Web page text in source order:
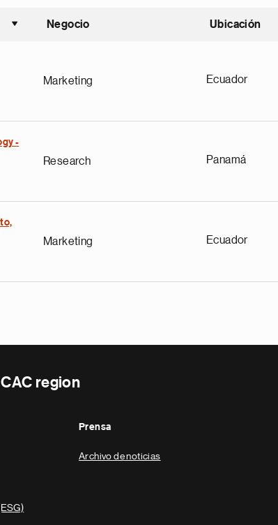
Ordenar ascendente
Negocio Ubicación
Marketing Ecuador
-
Research Panamá
Marketing Ecuador
region
Prensa
Archivo de noticias